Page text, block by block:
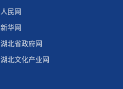
人民网
新华网
湖北省政府网
湖北文化产业网